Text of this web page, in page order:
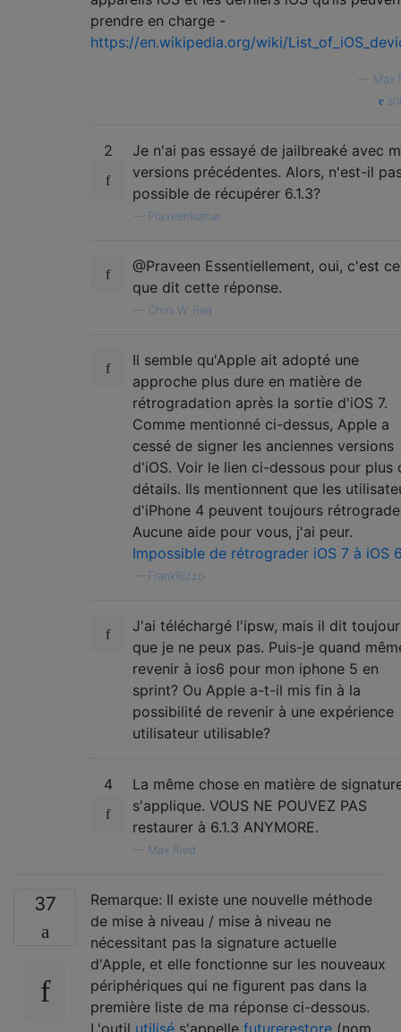
prendre en charge -
https://en.wikipedia.org/wiki/
Max
2
Je n'ai pas essayé de jailbreaké avec
versions précédentes. Alors, n'est-il
possible de récupérer 6.1.3?
Praveenkumar
@Praveen Essentiellement, oui, c'est ce
que dit cette réponse.
Chris W. Rea
Il semble qu'Apple ait adopté une
approche plus dure en matière de
rétrogradation après la sortie d'iOS 7.
Comme mentionné ci-dessus, Apple a
cessé de signer les anciennes versions
d'iOS. Voir le lien ci-dessous pour plus
détails. Ils mentionnent que les
d'iPhone 4 peuvent toujours
Aucune aide pour vous, j'ai peur.
Impossible de rétrograder iOS 7 à iOS
FrankRizzo
J'ai téléchargé l'ipsw, mais il dit
que je ne peux pas. Puis-je quand
revenir à ios6 pour mon iphone 5 en
sprint? Ou Apple a-t-il mis fin à la
possibilité de revenir à une expérience
utilisateur utilisable?
4
La même chose en matière de
s'applique. VOUS NE POUVEZ PAS
restaurer à 6.1.3 ANYMORE.
Max Ried
37
Remarque: Il existe une nouvelle méthode
de mise à niveau / mise à niveau ne
nécessitant pas la signature actuelle
d'Apple, et elle fonctionne sur les nouveaux
périphériques qui ne figurent pas dans la
première liste de ma réponse ci-dessous.